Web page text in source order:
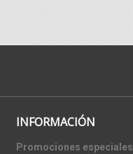
INFORMACIÓN
Promociones especiales